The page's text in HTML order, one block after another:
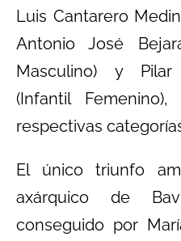
Luis Cantarero
Antonio José
Masculino) y Pilar
(Infantil
respectivas
El único triunfo
axárquico de
conseguido por